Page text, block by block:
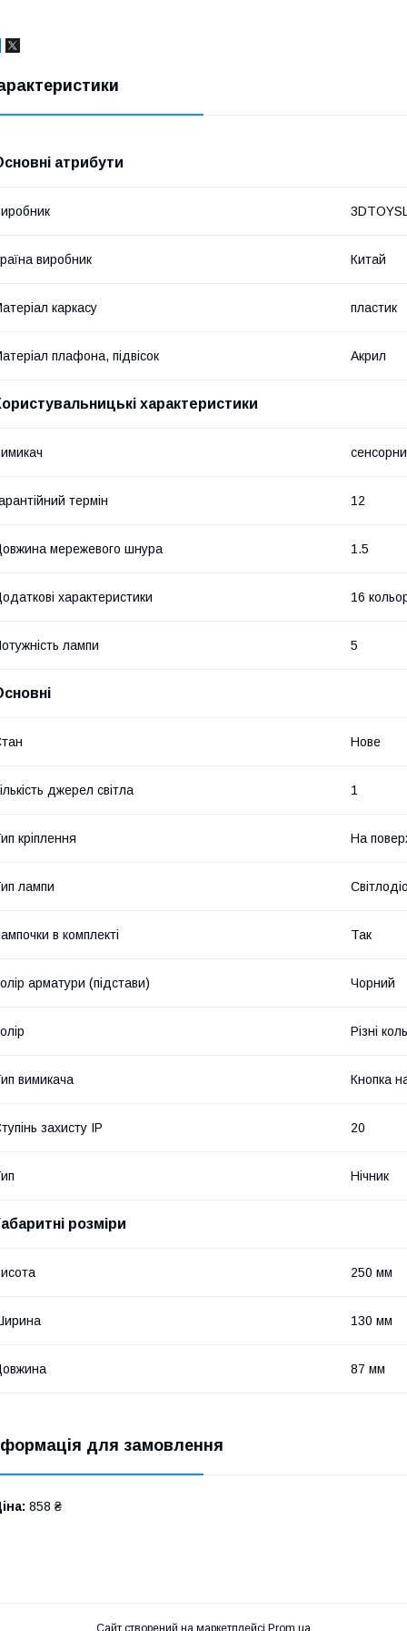
атрибути
виробник Китай
каркасу пластик
плафона, підвісок Акрил
характеристики
термін 12
мережевого шнура 1.5
характеристики 16
лампи 5
Нове
джерел світла 1
кріплення На
лампи
в комплекті Так
арматури (підстави) Чорний
Різні
вимикача Кнопка
захисту IP 20
Нічник
розміри
250 мм
130 мм
87 мм
для замовлення
858 ₴
Сайт створений на маркетплейсі Prom.ua